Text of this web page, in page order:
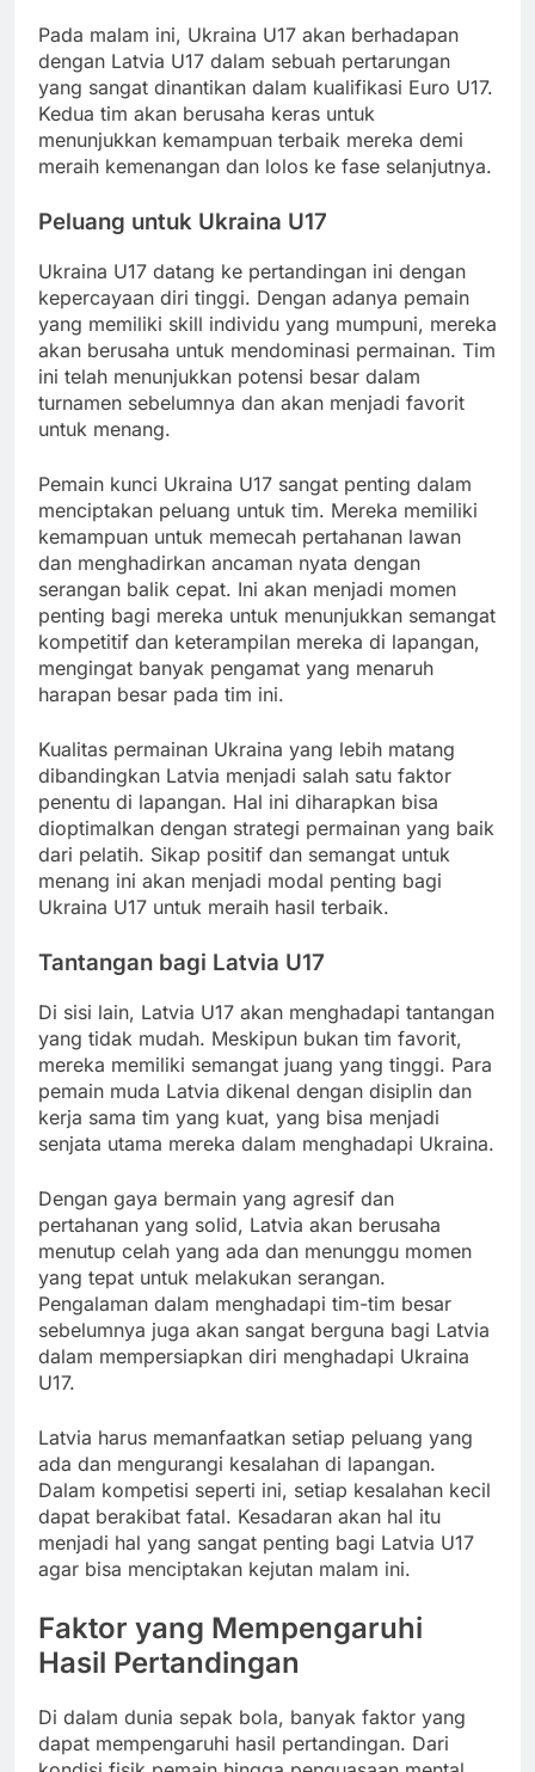
Pada malam ini, Ukraina U17 akan berhadapan
dengan Latvia U17 dalam sebuah pertarungan
yang sangat dinantikan dalam kualifikasi Euro U17.
Kedua tim akan berusaha keras untuk
menunjukkan kemampuan terbaik mereka demi
meraih kemenangan dan lolos ke fase selanjutnya.
Peluang untuk Ukraina U17
Ukraina U17 datang ke pertandingan ini dengan
kepercayaan diri tinggi. Dengan adanya pemain
yang memiliki skill individu yang mumpuni, mereka
akan berusaha untuk mendominasi permainan. Tim
ini telah menunjukkan potensi besar dalam
turnamen sebelumnya dan akan menjadi favorit
untuk menang.
Pemain kunci Ukraina U17 sangat penting dalam
menciptakan peluang untuk tim. Mereka memiliki
kemampuan untuk memecah pertahanan lawan
dan menghadirkan ancaman nyata dengan
serangan balik cepat. Ini akan menjadi momen
penting bagi mereka untuk menunjukkan semangat
kompetitif dan keterampilan mereka di lapangan,
mengingat banyak pengamat yang menaruh
harapan besar pada tim ini.
Kualitas permainan Ukraina yang lebih matang
dibandingkan Latvia menjadi salah satu faktor
penentu di lapangan. Hal ini diharapkan bisa
dioptimalkan dengan strategi permainan yang baik
dari pelatih. Sikap positif dan semangat untuk
menang ini akan menjadi modal penting bagi
Ukraina U17 untuk meraih hasil terbaik.
Tantangan bagi Latvia U17
Di sisi lain, Latvia U17 akan menghadapi tantangan
yang tidak mudah. Meskipun bukan tim favorit,
mereka memiliki semangat juang yang tinggi. Para
pemain muda Latvia dikenal dengan disiplin dan
kerja sama tim yang kuat, yang bisa menjadi
senjata utama mereka dalam menghadapi Ukraina.
Dengan gaya bermain yang agresif dan
pertahanan yang solid, Latvia akan berusaha
menutup celah yang ada dan menunggu momen
yang tepat untuk melakukan serangan.
Pengalaman dalam menghadapi tim-tim besar
sebelumnya juga akan sangat berguna bagi Latvia
dalam mempersiapkan diri menghadapi Ukraina
U17.
Latvia harus memanfaatkan setiap peluang yang
ada dan mengurangi kesalahan di lapangan.
Dalam kompetisi seperti ini, setiap kesalahan kecil
dapat berakibat fatal. Kesadaran akan hal itu
menjadi hal yang sangat penting bagi Latvia U17
agar bisa menciptakan kejutan malam ini.
Faktor yang Mempengaruhi
Hasil Pertandingan
Di dalam dunia sepak bola, banyak faktor yang
dapat mempengaruhi hasil pertandingan. Dari